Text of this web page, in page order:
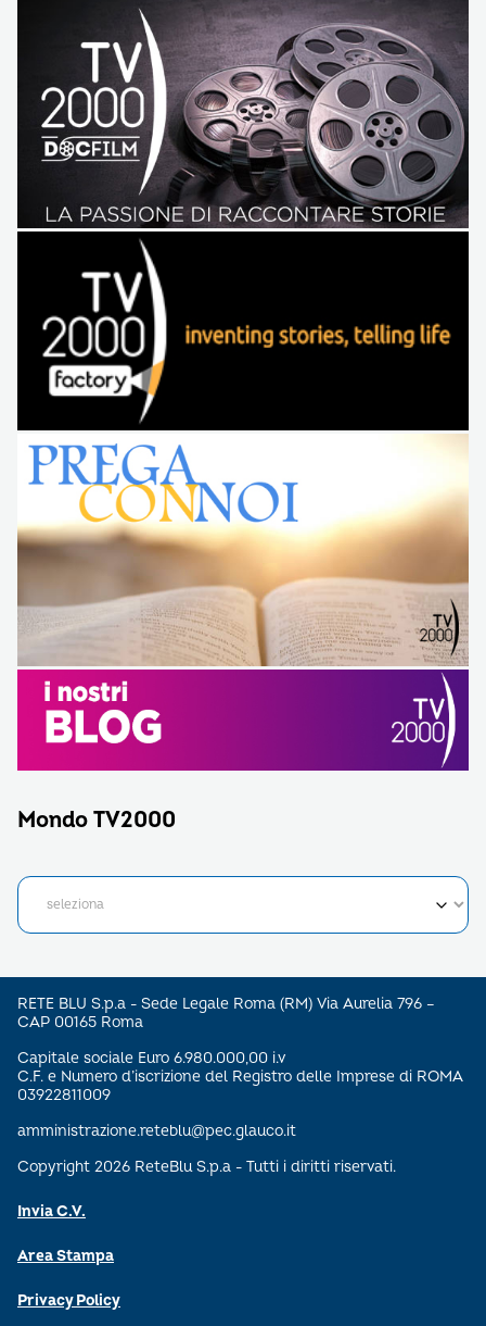
Mondo TV2000
RETE BLU S.p.a - Sede Legale Roma (RM) Via Aurelia 796 –
CAP 00165 Roma
Capitale sociale Euro 6.980.000,00 i.v
C.F. e Numero d’iscrizione del Registro delle Imprese di ROMA
03922811009
amministrazione.reteblu@pec.glauco.it
Copyright 2026 ReteBlu S.p.a - Tutti i diritti riservati.
Invia C.V.
Area Stampa
Privacy Policy